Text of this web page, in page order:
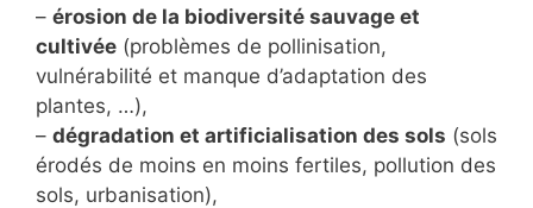
– érosion de la biodiversité sauvage et
cultivée (problèmes de pollinisation,
vulnérabilité et manque d’adaptation des
plantes, …),
– dégradation et artificialisation des sols (sols
érodés de moins en moins fertiles, pollution des
sols, urbanisation),